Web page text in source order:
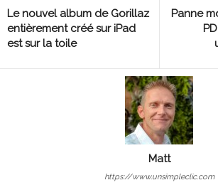
Le nouvel album de Gorillaz
entièrement créé sur iPad
est sur la toile
Panne
Matt
https://www.unsimpleclic.com